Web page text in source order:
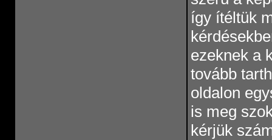
így ítéltük
ezeknek a
tovább
oldalon
is meg
kérjük